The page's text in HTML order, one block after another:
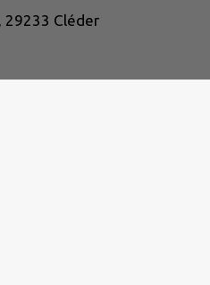
29233 Cléder